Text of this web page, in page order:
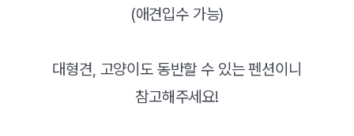
(애견입수 가능)
대형견, 고양이도 동반할 수 있는 펜션이니
참고해주세요!